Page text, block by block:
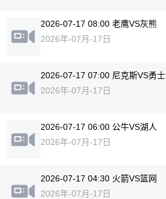
2026-07-17 08:00 老鹰VS灰熊
2026年-07月-17日
2026-07-17 07:00 尼克斯VS勇士
2026年-07月-17日
2026-07-17 06:00 公牛VS湖人
2026年-07月-17日
2026-07-17 04:30 火箭VS篮网
2026年-07月-17日